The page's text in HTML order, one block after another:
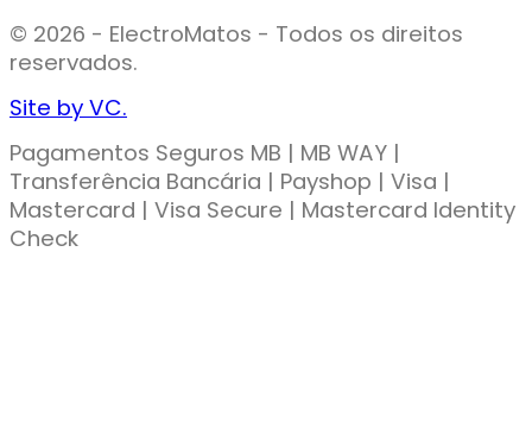
© 2026 - ElectroMatos - Todos os direitos
reservados.
Site by VC.
Pagamentos Seguros MB | MB WAY |
Transferência Bancária | Payshop | Visa |
Mastercard | Visa Secure | Mastercard Identity
Check